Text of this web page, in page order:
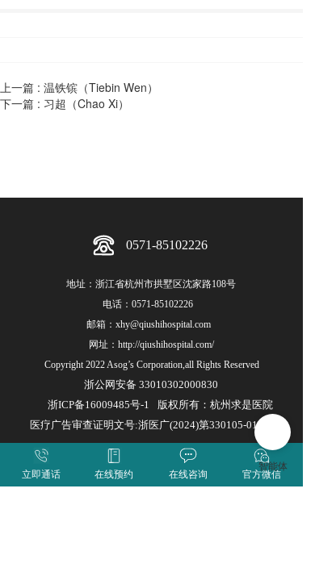
立即通话 在线预约 在线咨询 官方微信
上一篇 : 温铁镔（Tiebin Wen）
下一篇 : 习超（Chao Xi）
Copyright 2022 Asog’s Corporation,all Rights Reserved
浙ICP备16009485号-1 版权所有：杭州求是医院
浙公网安备 33010302000830
地址：浙江省杭州市拱墅区沈家路108号
电话： 0571-85102226
邮箱：xhy@qiushihospital.com
网址： http://qiushihospital.com/
0571-85102226
医疗广告审查证明文号:浙医广(2024)第330105-0141号